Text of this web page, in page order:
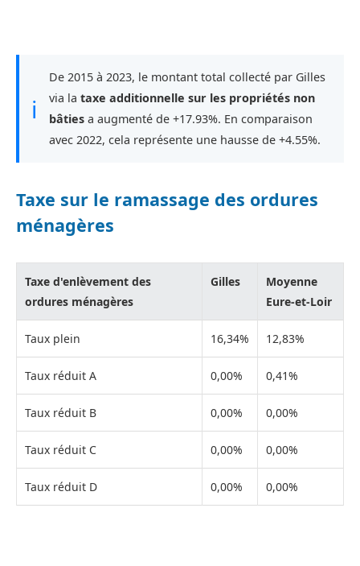
ℹ
De 2015 à 2023, le montant total collecté par Gilles
via la taxe additionnelle sur les propriétés non
bâties a augmenté de +17.93%. En comparaison
avec 2022, cela représente une hausse de +4.55%.
Taxe sur le ramassage des ordures
ménagères
Taxe d'enlèvement des
ordures ménagères
Gilles
Moyenne
Eure-et-Loir
Taux plein 16,34% 12,83%
Taux réduit A 0,00% 0,41%
Taux réduit B 0,00% 0,00%
Taux réduit C 0,00% 0,00%
Taux réduit D 0,00% 0,00%